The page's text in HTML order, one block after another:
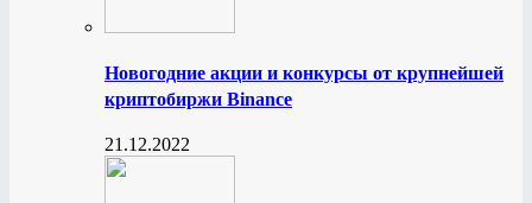
Новогодние акции и конкурсы от крупнейшей
криптобиржи Binance
21.12.2022